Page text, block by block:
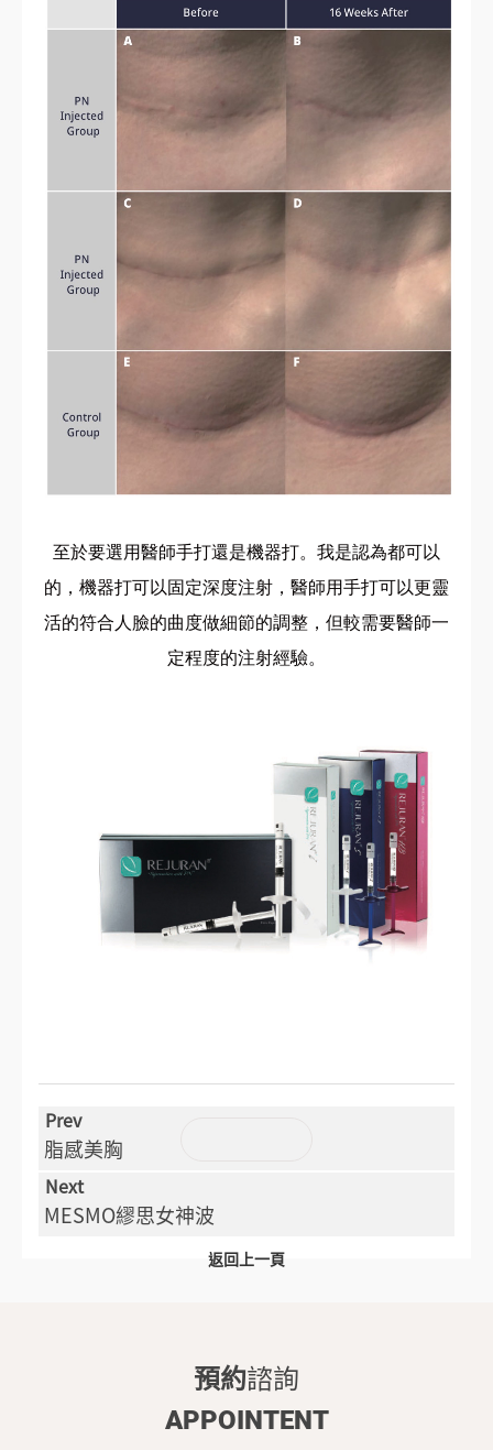
至於要選用醫師手打還是機器打。我是認為都可以
的，機器打可以固定深度注射，醫師用手打可以更靈
活的符合人臉的曲度做細節的調整，但較需要醫師一
定程度的注射經驗。
脂感美胸
MESMO繆思女神波
返回上一頁
預約諮詢
APPOINTENT